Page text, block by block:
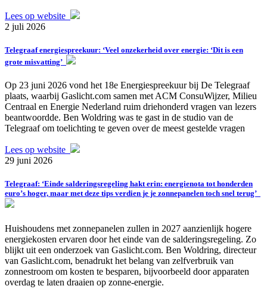
Lees op website
2 juli 2026
Telegraaf energiespreekuur: ‘Veel onzekerheid over energie: ‘Dit is een
grote misvatting’
Op 23 juni 2026 vond het 18e Energiespreekuur bij De Telegraaf
plaats, waarbij Gaslicht.com samen met ACM ConsuWijzer, Milieu
Centraal en Energie Nederland ruim driehonderd vragen van lezers
beantwoordde. Ben Woldring was te gast in de studio van de
Telegraaf om toelichting te geven over de meest gestelde vragen
Lees op website
29 juni 2026
Telegraaf: ‘Einde salderingsregeling hakt erin: energienota tot honderden
euro’s hoger, maar met deze tips verdien je je zonnepanelen toch snel terug’
Huishoudens met zonnepanelen zullen in 2027 aanzienlijk hogere
energiekosten ervaren door het einde van de salderingsregeling. Zo
blijkt uit een onderzoek van Gaslicht.com. Ben Woldring, directeur
van Gaslicht.com, benadrukt het belang van zelfverbruik van
zonnestroom om kosten te besparen, bijvoorbeeld door apparaten
overdag te laten draaien op zonne-energie.